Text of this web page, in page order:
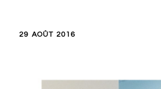
29 AOÛT 2016